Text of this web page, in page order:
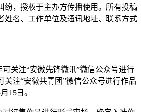
纷，授权于主办方传播使用。所有投稿
姓名、工作单位及通讯地址、联系方式
关注“安徽先锋微讯”微信公众号进行
关注“安徽共青团”微信公众号进行作品
15日。